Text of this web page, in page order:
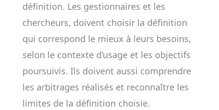
définition. Les gestionnaires et les
chercheurs, doivent choisir la définition
qui correspond le mieux à leurs besoins,
selon le contexte d’usage et les objectifs
poursuivis. Ils doivent aussi comprendre
les arbitrages réalisés et reconnaître les
limites de la définition choisie.